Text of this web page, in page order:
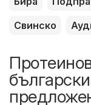
Свинско